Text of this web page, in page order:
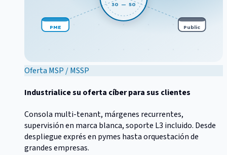
30 — 50
PME Public
Oferta MSP / MSSP
Industrialice su oferta cíber para sus clientes
Consola multi-tenant, márgenes recurrentes,
supervisión en marca blanca, soporte L3 incluido. Desde
despliegue exprés en pymes hasta orquestación de
grandes empresas.